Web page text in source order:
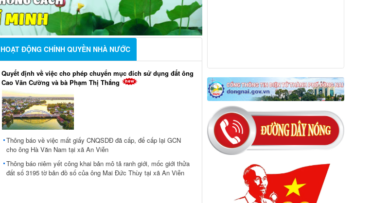
HOẠT ĐỘNG CHÍNH QUYỀN NHÀ NƯỚC
Quyết định về việc cho phép chuyển mục đích sử dụng đất ông
Cao Văn Cường và bà Phạm Thị Thắng
Thông báo về việc mất giấy CNQSDĐ đã cấp, để cấp lại GCN
cho ông Hà Văn Nam tại xã An Viễn
Thông báo niêm yết công khai bản mô tả ranh giới, mốc giới thửa
đất số 3195 tờ bản đồ số của ông Mai Đức Thùy tại xã An Viễn